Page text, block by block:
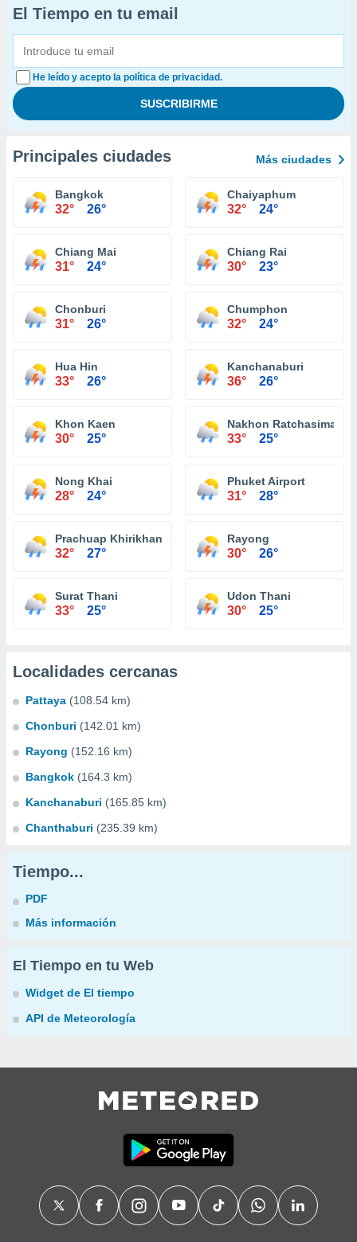
El Tiempo en tu email
He leído y acepto la política de privacidad.
Principales ciudades Más ciudades
Bangkok
32° 26°
Chaiyaphum
32° 24°
Chiang Mai
31° 24°
Chiang Rai
30° 23°
Chonburi
31° 26°
Chumphon
32° 24°
Hua Hin
33° 26°
Kanchanaburi
36° 26°
Khon Kaen
30° 25°
Nakhon Ratchasima
33° 25°
Nong Khai
28° 24°
Phuket Airport
31° 28°
Prachuap Khirikhan
32° 27°
Rayong
30° 26°
Surat Thani
33° 25°
Udon Thani
30° 25°
Localidades cercanas
Pattaya (108.54 km)
Chonburi (142.01 km)
Rayong (152.16 km)
Bangkok (164.3 km)
Kanchanaburi (165.85 km)
Chanthaburi (235.39 km)
Tiempo...
PDF
Más información
El Tiempo en tu Web
Widget de El tiempo
API de Meteorología